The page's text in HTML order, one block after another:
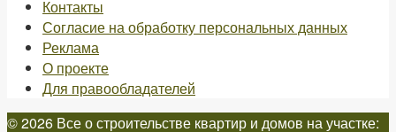
Контакты
Согласие на обработку персональных данных
Реклама
О проекте
Для правообладателей
© 2026 Все о строительстве квартир и домов на участке: